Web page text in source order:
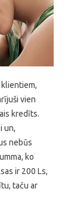
klientiem,
vien
kredīts.
un,
nebūs
ko
ir 200 Ls,
taču ar